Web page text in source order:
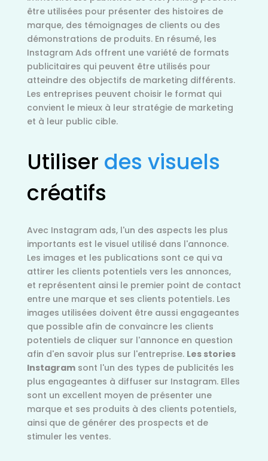
être utilisées pour présenter des histoires de
marque, des témoignages de clients ou des
démonstrations de produits. En résumé, les
Instagram Ads offrent une variété de formats
publicitaires qui peuvent être utilisés pour
atteindre des objectifs de marketing différents.
Les entreprises peuvent choisir le format qui
convient le mieux à leur stratégie de marketing
et à leur public cible.
Utiliser des visuels
créatifs
Avec Instagram ads, l'un des aspects les plus
importants est le visuel utilisé dans l'annonce.
Les images et les publications sont ce qui va
attirer les clients potentiels vers les annonces,
et représentent ainsi le premier point de contact
entre une marque et ses clients potentiels. Les
images utilisées doivent être aussi engageantes
que possible afin de convaincre les clients
potentiels de cliquer sur l'annonce en question
afin d'en savoir plus sur l'entreprise. Les stories
Instagramsont l'un des types de publicités les
plus engageantes à diffuser sur Instagram. Elles
sont un excellent moyen de présenter une
marque et ses produits à des clients potentiels,
ainsi que de générer des prospects et de
stimuler les ventes.